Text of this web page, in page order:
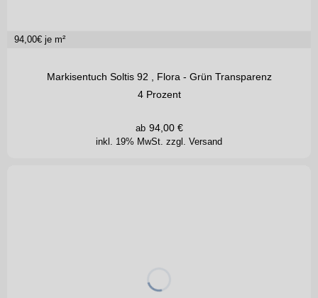
94,00€ je m²
Markisentuch Soltis 92 , Flora - Grün Transparenz
4 Prozent
inkl. 19% MwSt. zzgl. Versand
ab 94,00€